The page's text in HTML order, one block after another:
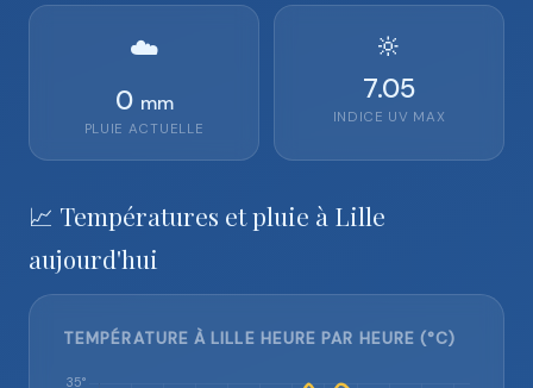
☁️
0 mm
PLUIE ACTUELLE
🔆
7.05
INDICE UV MAX
📈 Températures et pluie à Lille
aujourd'hui
TEMPÉRATURE À LILLE HEURE PAR HEURE (°C)